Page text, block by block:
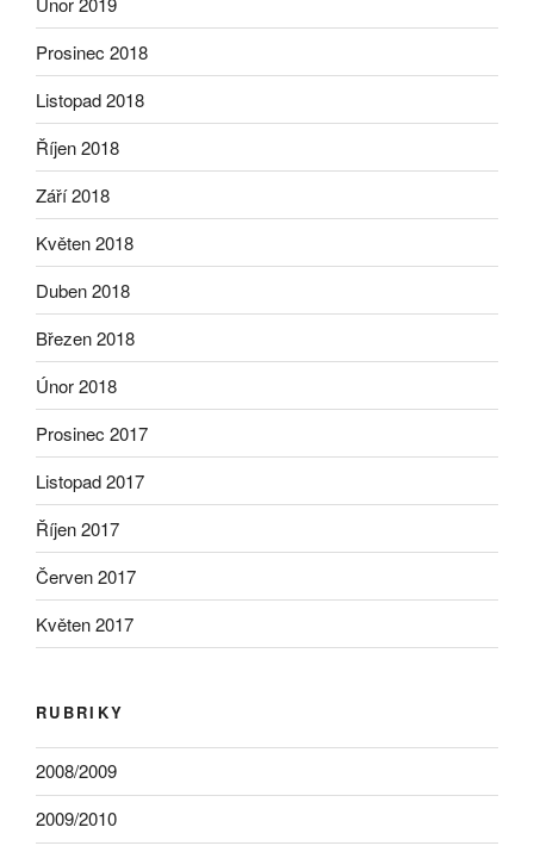
Prosinec 2018
Listopad 2018
Říjen 2018
Září 2018
Květen 2018
Duben 2018
Březen 2018
Únor 2018
Prosinec 2017
Listopad 2017
Říjen 2017
Červen 2017
Květen 2017
RUBRIKY
2008/2009
2009/2010